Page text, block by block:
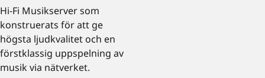
Hi-Fi Musikserver som
konstruerats för att ge
högsta ljudkvalitet och en
förstklassig uppspelning av
musik via nätverket.